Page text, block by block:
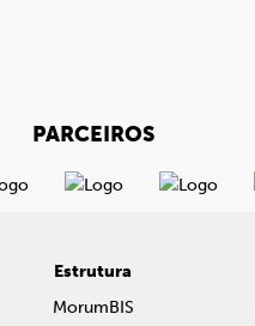
PARCEIROS
Estrutura
MorumBIS